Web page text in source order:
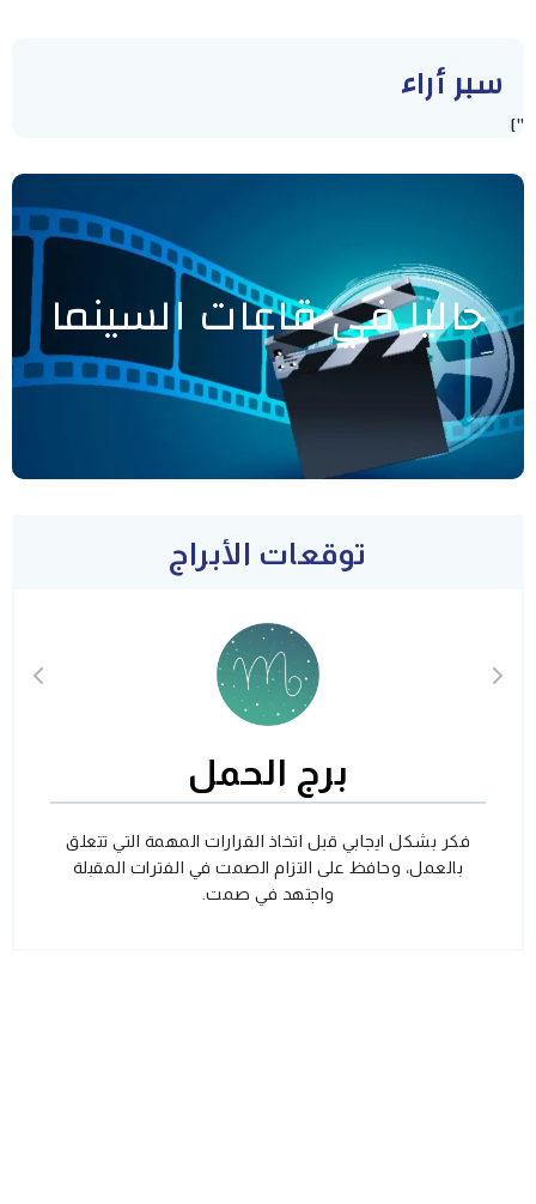
سبر أراء
"]
حاليا في قاعات السينما
توقعات الأبراج
برج الحمل
فكر بشكل ايجابي قبل اتخاذ القرارات المهمة التي تتعلق
بالعمل، وحافظ على التزام الصمت في الفترات المقبلة
واجتهد في صمت.